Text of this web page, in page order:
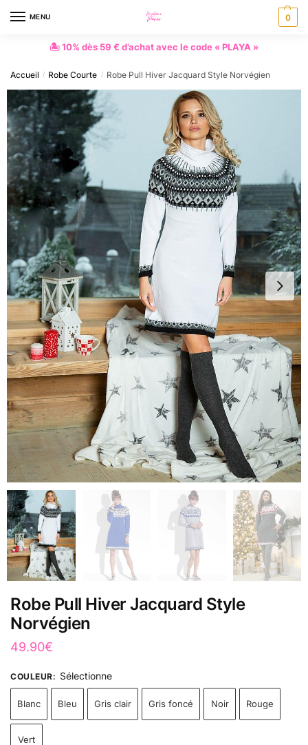
MENU 0
🏝 10% dès 59 € d’achat avec le code « PLAYA »
Accueil / Robe Courte / Robe Pull Hiver Jacquard Style Norvégien
Robe Pull Hiver Jacquard Style
Norvégien
49.90€
COULEUR: Sélectionne
Blanc Bleu Gris clair Gris foncé Noir Rouge
Vert